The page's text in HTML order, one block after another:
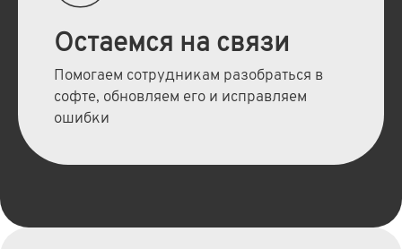
Остаемся на связи
Помогаем сотрудникам разобраться в
софте, обновляем его и исправляем
ошибки